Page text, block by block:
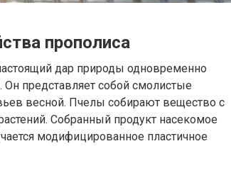
прополиса
дар природы одновременно
представляет собой смолистые
весной. Пчелы собирают вещество с
Собранный продукт насекомое
модифицированное пластичное